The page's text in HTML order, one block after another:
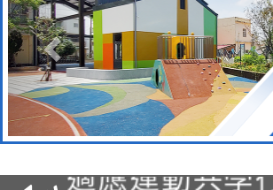
本校115學年
招甄選結果公